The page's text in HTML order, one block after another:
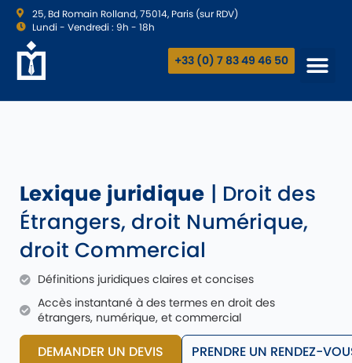
25, Bd Romain Rolland, 75014, Paris (sur RDV)
Lundi - Vendredi : 9h - 18h
+33 (0) 7 83 49 46 50
Lexique juridique | Droit des
Étrangers, droit Numérique,
droit Commercial
Définitions juridiques claires et concises
Accès instantané à des termes en droit des
étrangers, numérique, et commercial
DEMANDER UN DEVIS PRENDRE UN RENDEZ-